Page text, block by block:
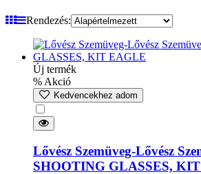
Rendezés:
Új termék
% Akció
Kedvencekhez adom
Lővész Szemüveg-Lővész
SHOOTING GLASSES,